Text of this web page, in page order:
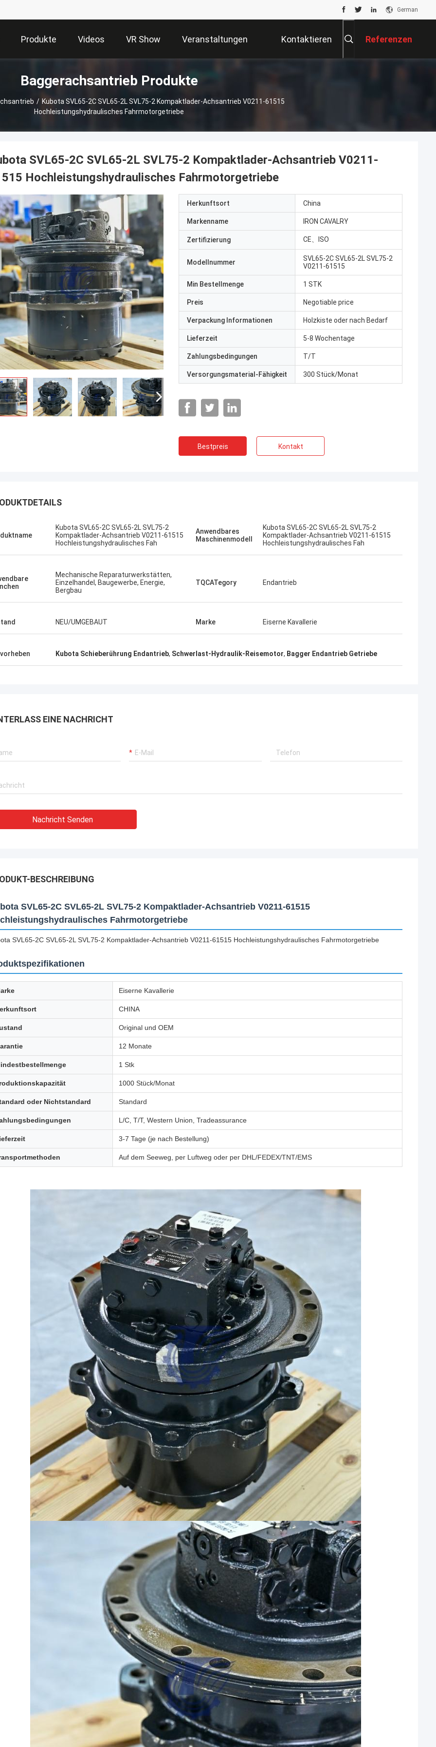
German
Produkte Videos VR Show Veranstaltungen Kontaktieren Referenzen
Baggerachsantrieb Produkte
/ Kubota SVL65-2C SVL65-2L SVL75-2 Kompaktlader-Achsantrieb V0211-61515
Hochleistungshydraulisches Fahrmotorgetriebe
Erdenetumur Kampana
ein angenehmes Einkaufen
Ich mag diese Firma. Sie sind professionell
und freundlich. Ausgezeichneter Service
und freundliche Beratung, schnelle
wieder bestellen, wenn ich es brauche.
SVL65-2C SVL65-2L SVL75-2 Kompaktlader-Achsantrieb V0211-
Hochleistungshydraulisches Fahrmotorgetriebe
Herkunftsort China
Markenname IRON CAVALRY
Zertifizierung CE、ISO
Modellnummer
SVL65-2C SVL65-2L SVL75-2
V0211-61515
Min Bestellmenge 1 STK
Preis Negotiable price
Verpackung Informationen Holzkiste oder nach Bedarf
Lieferzeit 5-8 Wochentage
Zahlungsbedingungen T/T
Versorgungsmaterial-Fähigkeit 300 Stück/Monat
Bestpreis Kontakt
Kubota SVL65-2C SVL65-2L SVL75-2
Kompaktlader-Achsantrieb V0211-61515
Hochleistungshydraulisches Fah
Anwendbares
Maschinenmodell
Kubota SVL65-2C SVL65-2L SVL75-2
Kompaktlader-Achsantrieb V0211-61515
Hochleistungshydraulisches Fah
Mechanische Reparaturwerkstätten,
Einzelhandel, Baugewerbe, Energie,
Bergbau
TQCATegory Endantrieb
NEU/UMGEBAUT Marke Eiserne Kavallerie
Kubota Schieberührung Endantrieb, Schwerlast-Hydraulik-Reisemotor, Bagger Endantrieb Getriebe
EINE NACHRICHT
Nachricht Senden
BESCHREIBUNG
SVL65-2C SVL65-2L SVL75-2 Kompaktlader-Achsantrieb V0211-61515
Fahrmotorgetriebe
SVL65-2C SVL65-2L SVL75-2 Kompaktlader-Achsantrieb V0211-61515 Hochleistungshydraulisches Fahrmotorgetriebe
Eiserne Kavallerie
CHINA
Original und OEM
12 Monate
1 Stk
1000 Stück/Monat
oder Nichtstandard Standard
L/C, T/T, Western Union, Tradeassurance
3-7 Tage (je nach Bestellung)
Auf dem Seeweg, per Luftweg oder per DHL/FEDEX/TNT/EMS